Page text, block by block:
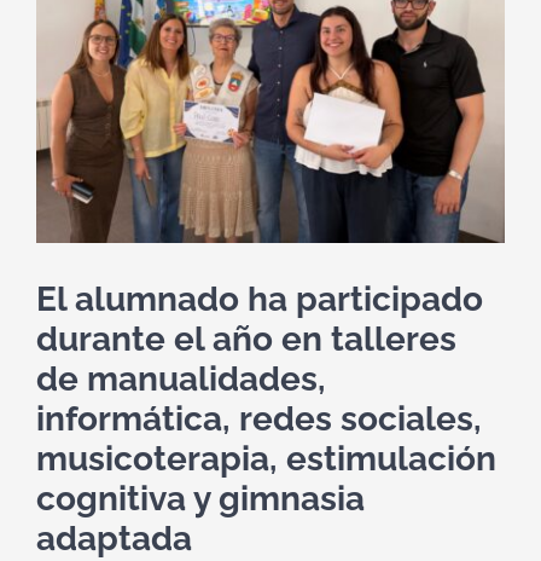
El alumnado ha participado
durante el año en talleres
de manualidades,
informática, redes sociales,
musicoterapia, estimulación
cognitiva y gimnasia
adaptada